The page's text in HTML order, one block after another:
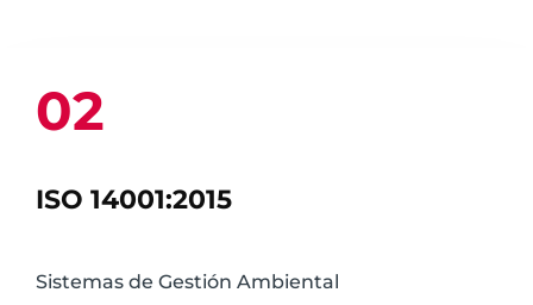
02
ISO 14001:2015
Sistemas de Gestión Ambiental